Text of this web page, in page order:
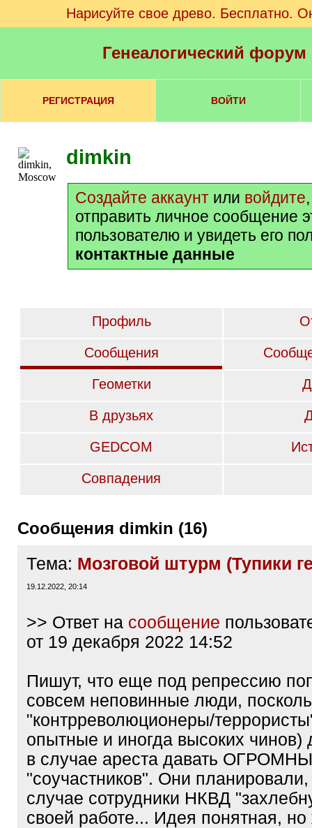
Нарисуйте свое древо. Бесплатно.
Генеалогический
РЕГИСТРАЦИЯ ВОЙТИ
dimkin
Создайте аккаунт или войдите
отправить личное сообщение
пользователю и увидеть его
контактные данные
Профиль
Сообщения
Геометки
В друзьях
GEDCOM
Совпадения
Сообщения dimkin (16)
Тема: Мозговой штурм (Тупики
19.12.2022, 20:14
>> Ответ на сообщение
от 19 декабря 2022 14:52
Пишут, что еще под репрессию
совсем неповинные люди,
"контрреволюционеры/
опытные и иногда высоких чинов)
в случае ареста давать
"соучастников". Они планировали,
случае сотрудники НКВД
своей работе... Идея понятная, но